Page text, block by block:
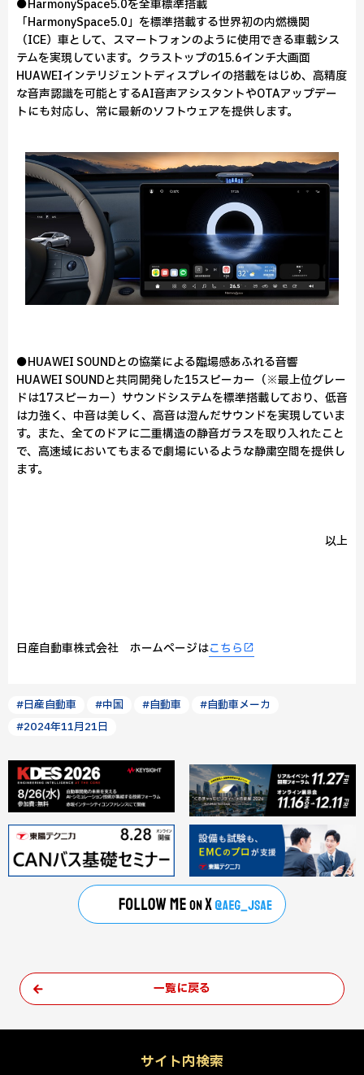
●HarmonySpace5.0を全車標準搭載
「HarmonySpace5.0」を標準搭載する世界初の内燃機関
（ICE）車として、スマートフォンのように使用できる車載シス
テムを実現しています。クラストップの15.6インチ大画面
HUAWEIインテリジェントディスプレイの搭載をはじめ、高精度
な音声認識を可能とするAI音声アシスタントやOTAアップデー
トにも対応し、常に最新のソフトウェアを提供します。
●HUAWEI SOUNDとの協業による臨場感あふれる音響
HUAWEI SOUNDと共同開発した15スピーカー（※最上位グレー
ドは17スピーカー）サウンドシステムを標準搭載しており、低音
は力強く、中音は美しく、高音は澄んだサウンドを実現していま
す。また、全てのドアに二重構造の静音ガラスを取り入れたこと
で、高速域においてもまるで劇場にいるような静粛空間を提供し
ます。
以上
日産自動車株式会社 ホームページはこちら
#日産自動車 #中国 #自動車
#自動車メーカ
#2024年11月21日
一覧に戻る
サイト内検索